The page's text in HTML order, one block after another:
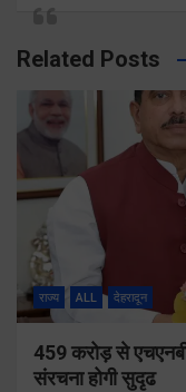
Related Posts
राज्य ALL देहरादून
459 करोड़ से
संरचना होगी सुदृढ